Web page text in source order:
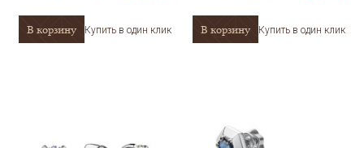
В корзину Купить в один клик В корзину Купить в один клик